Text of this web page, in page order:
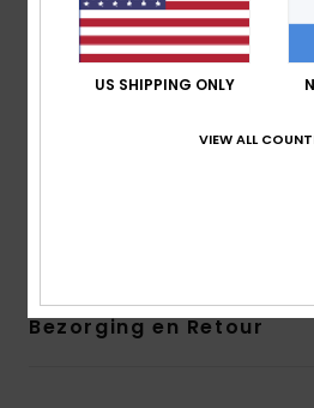
Mouwen:Lange mouwen
Sluiting:Om over het hoofd
Branding:Gezeefdrukt logo
afhankelijk van de plaatsing van
Bezorging en Retour
US SHIPPING ONLY
VIEW ALL